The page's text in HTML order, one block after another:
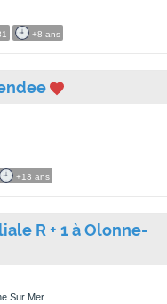
+8 ans
+13 ans
R + 1 à Olonne-
Sur Mer